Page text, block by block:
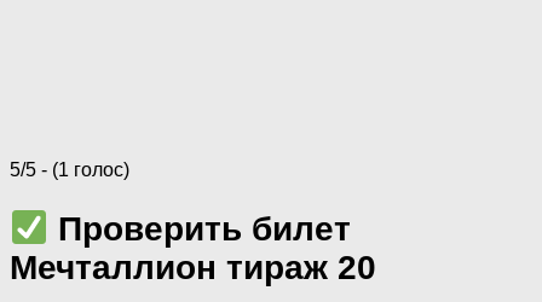
5/5 - (1 голос)
Проверить билет
Мечталлион тираж 20